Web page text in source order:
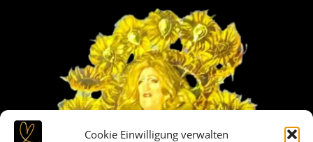
Cookie Einwilligung verwalten